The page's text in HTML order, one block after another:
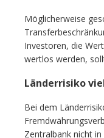
Möglicherweise
Investoren, die
wertlos werden,
Länderrisiko
Bei dem
Zentralbank nicht